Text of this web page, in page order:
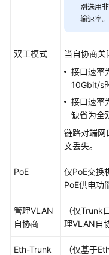
皮
权
限
别选用
输速率。
双工模式
当自协商关
接口速率
10Gbit/s
接口速率
缺省为全
链路对端网
文丢失。
PoE
仅PoE交换
PoE供电功
管理VLAN
自协商
（仅
理VLAN自
Eth-Trunk
（仅基于